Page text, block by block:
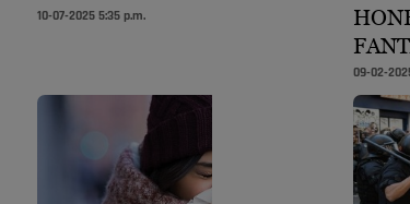
10-07-2025 5:35 p.m.
09-02-